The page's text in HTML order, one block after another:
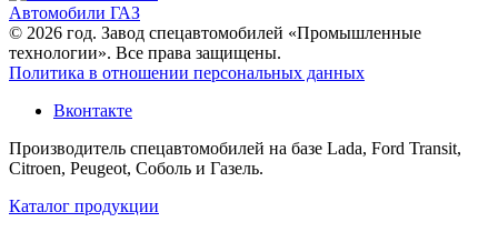
Автомобили ГАЗ
© 2026 год. Завод спецавтомобилей «Промышленные
технологии». Все права защищены.
Политика в отношении персональных данных
Вконтакте
Производитель спецавтомобилей на базе Lada, Ford Transit,
Citroen, Peugeot, Соболь и Газель.
Каталог продукции